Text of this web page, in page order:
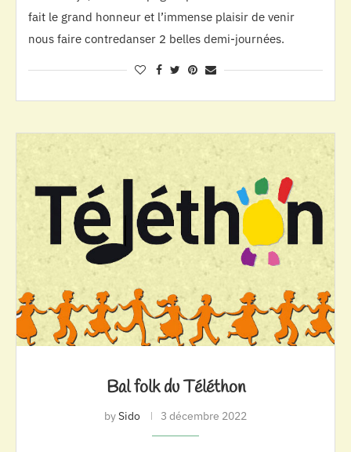
fait le grand honneur et l’immense plaisir de venir
nous faire contredanser 2 belles demi-journées.
Bal folk du Téléthon
bySido 3 décembre 2022